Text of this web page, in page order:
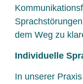
dem Weg zu
Individuelle
In unserer